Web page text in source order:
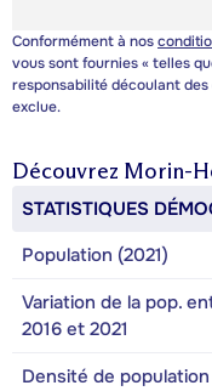
Conformément à nos
vous sont fournies « telles
responsabilité découlant
exclue.
Découvrez Morin-
STATISTIQUES
Population (2021)
Variation de la pop.
2016 et 2021
Densité de population